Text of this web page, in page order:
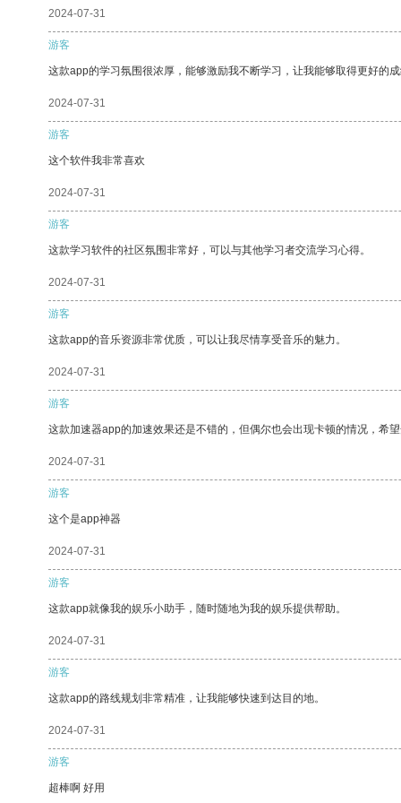
2024-07-31
游客
这款app的学习氛围很浓厚，能够激励我不断学习，让我能够取得更好的
2024-07-31
游客
这个软件我非常喜欢
2024-07-31
游客
这款学习软件的社区氛围非常好，可以与其他学习者交流学习心得。
2024-07-31
游客
这款app的音乐资源非常优质，可以让我尽情享受音乐的魅力。
2024-07-31
游客
这款加速器app的加速效果还是不错的，但偶尔也会出现卡顿的情况，希
2024-07-31
游客
这个是app神器
2024-07-31
游客
这款app就像我的娱乐小助手，随时随地为我的娱乐提供帮助。
2024-07-31
游客
这款app的路线规划非常精准，让我能够快速到达目的地。
2024-07-31
游客
超棒啊 好用